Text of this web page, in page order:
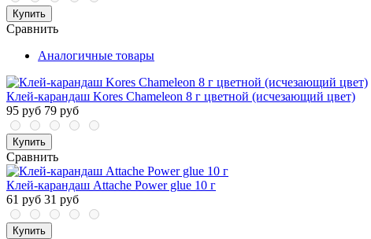
Купить
Сравнить
Аналогичные товары
Клей-карандаш Kores Chameleon 8 г цветной (исчезающий цвет)
95 руб 79 руб
Купить
Сравнить
Клей-карандаш Attache Power glue 10 г
61 руб 31 руб
Купить